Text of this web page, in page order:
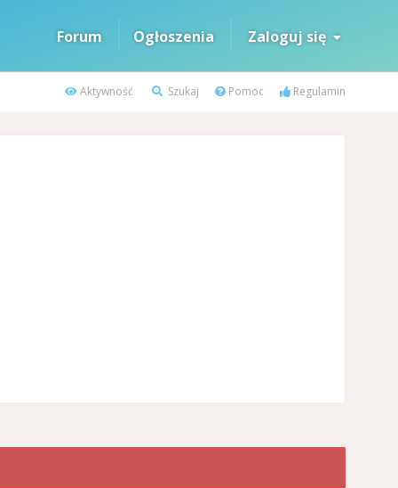
Forum Ogłoszenia Zaloguj się
Aktywność Szukaj Pomoc Regulamin